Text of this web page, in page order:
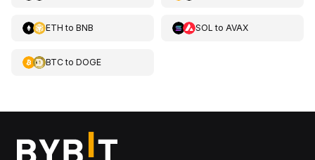
ETH to BNB SOL to AVAX
BTCto DOGE